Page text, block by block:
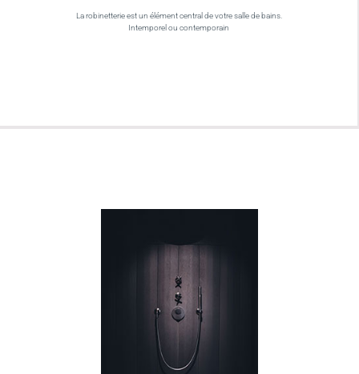
La robinetterie est un élément central de votre salle de bains.
Intemporel ou contemporain